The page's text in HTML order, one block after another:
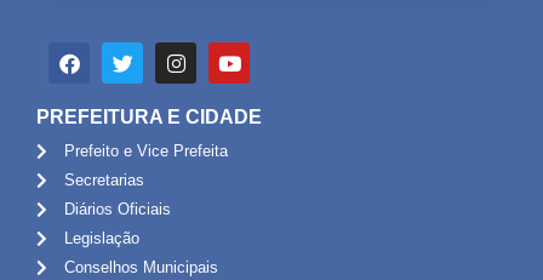
PREFEITURA E CIDADE
Prefeito e Vice Prefeita
Secretarias
Diários Oficiais
Legislação
Conselhos Municipais